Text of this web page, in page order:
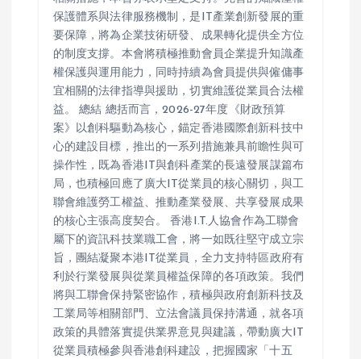
保護體系與法律服務機制，是IT產業創新發展的重
要保障，將為企業技術研發、成果轉化提供全方位
的制度支撐。本會將積極推動會員企業提升知識產
權保護與運用能力，同時持續為會員提供與僱傭事
宜相關的法律指導與援助，切實維護從業員合法權
益。 總結 總括而言，2026-27年度《財政預算
案》以創科驅動為核心，錨定香港國際創新科技中
心的建設目標，推出的一系列措施兼具前瞻性與可
操作性，既為香港IT與創科產業的長遠發展謀篇布
局，也積極回應了廣大IT從業員的核心關切，與工
聯會維護勞工權益、推動產業發展、共享發展成果
的核心主張高度契合。 香港I.T.人協會作為工聯會
屬下的資訊科技業職工會，將一如既往堅守成立宗
旨，團結凝聚本港IT從業員，全力支持特區政府有
利於行業發展與從業員權益保障的各項政策。我們
將與工聯會保持緊密協作，積極與政府創新科技及
工業局等相關部門、立法會議員保持溝通，就各項
政策的具體落實提供業界意見與建議，帶動廣大IT
從業員積極參與香港創科建設，把握國家「十五